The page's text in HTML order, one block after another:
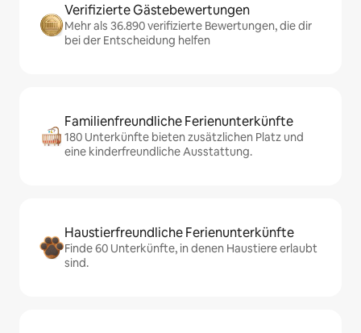
Verifizierte Gästebewertungen
Mehr als 36.890 verifizierte Bewertungen, die dir
bei der Entscheidung helfen
Familienfreundliche Ferienunterkünfte
180 Unterkünfte bieten zusätzlichen Platz und
eine kinderfreundliche Ausstattung.
Haustierfreundliche Ferienunterkünfte
Finde 60 Unterkünfte, in denen Haustiere erlaubt
sind.